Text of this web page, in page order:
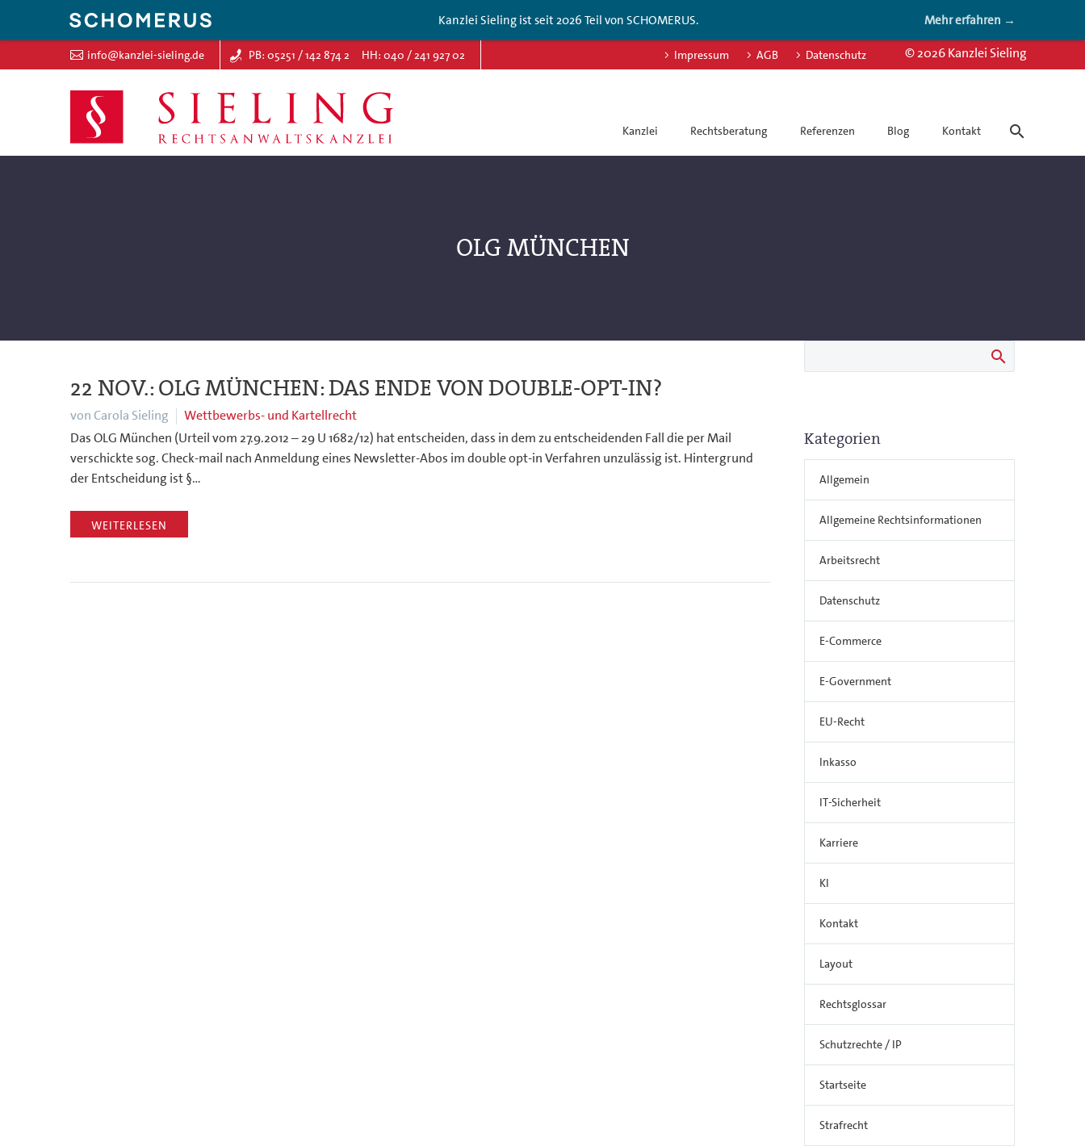
Kanzlei Sieling ist seit 2026 Teil von SCHOMERUS. Mehr erfahren →
info@kanzlei-sieling.de PB: 05251 / 142 874 2 HH: 040 / 241 927 02 © 2026 Kanzlei Sieling
Impressum AGB Datenschutz
Kanzlei Rechtsberatung Referenzen Blog Kontakt
OLG MÜNCHEN
22 NOV.:OLG MÜNCHEN: DAS ENDE VON DOUBLE-OPT-IN?
von Carola Sieling
Wettbewerbs- und Kartellrecht
Das OLG München (Urteil vom 27.9.2012 – 29 U 1682/12) hat entscheiden, dass in dem zu entscheidenden Fall die per Mail
verschickte sog. Check-mail nach Anmeldung eines Newsletter-Abos im double opt-in Verfahren unzulässig ist. Hintergrund
der Entscheidung ist §…
WEITERLESEN
Kategorien
Allgemein
Allgemeine Rechtsinformationen
Arbeitsrecht
Datenschutz
E-Commerce
E-Government
EU-Recht
Inkasso
IT-Sicherheit
Karriere
KI
Kontakt
Layout
Rechtsglossar
Schutzrechte / IP
Startseite
Strafrecht